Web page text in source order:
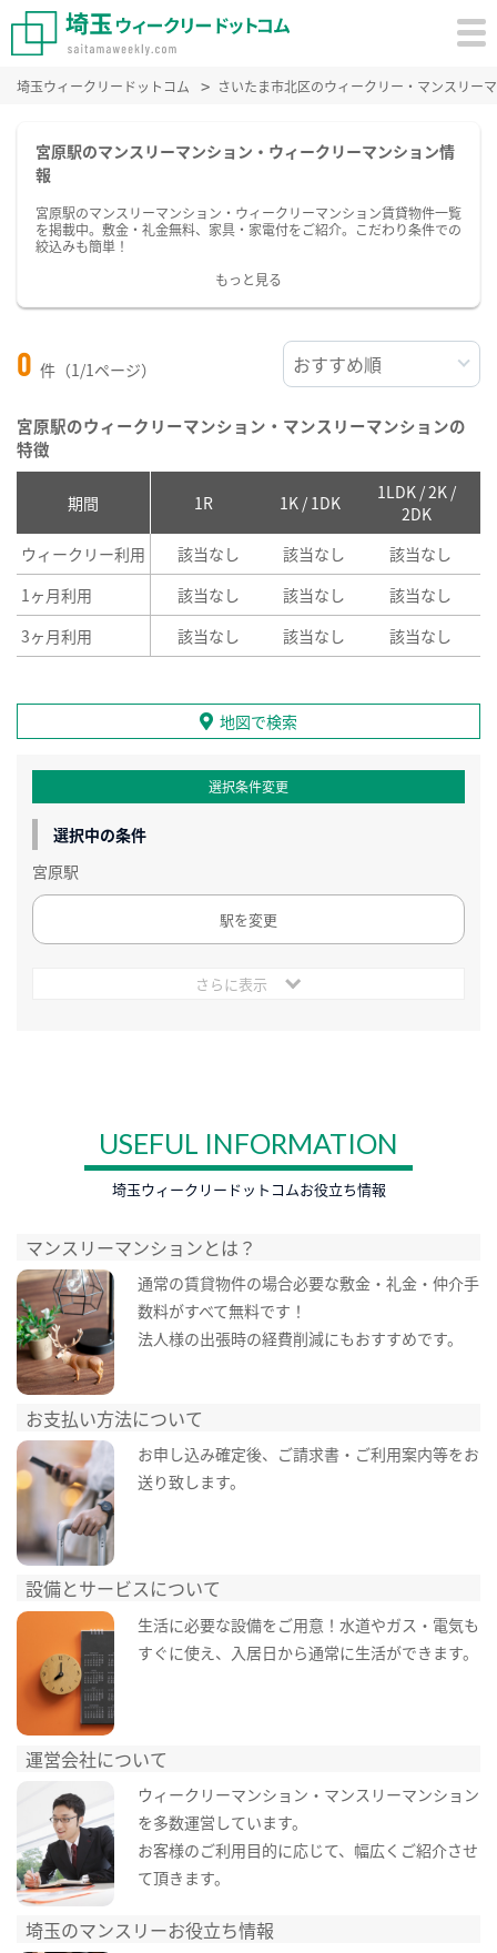
埼玉ウィークリードットコム さいたま市北区のウィークリー・マンスリー
宮原駅のマンスリーマンション・ウィークリーマンション情
報
宮原駅のマンスリーマンション・ウィークリーマンション賃貸物件一覧
を掲載中。敷金・礼金無料、家具・家電付をご紹介。こだわり条件での
絞込みも簡単！
もっと見る
0 件（1/1ページ）
宮原駅のウィークリーマンション・マンスリーマンションの
特徴
期間 1R 1K / 1DK
1LDK / 2K /
2DK
ウィークリー利用 該当なし 該当なし 該当なし
1ヶ月利用
該当なし 該当なし 該当なし
3ヶ月利用
該当なし 該当なし 該当なし
地図で検索
選択条件変更
選択中の条件
宮原駅
駅を変更
さらに表示
USEFUL INFORMATION
埼玉ウィークリードットコムお役立ち情報
マンスリーマンションとは？
通常の賃貸物件の場合必要な敷金・礼金・仲介手
数料がすべて無料です！
法人様の出張時の経費削減にもおすすめです。
お支払い方法について
お申し込み確定後、ご請求書・ご利用案内等をお
送り致します。
設備とサービスについて
生活に必要な設備をご用意！水道やガス・電気も
すぐに使え、入居日から通常に生活ができます。
運営会社について
ウィークリーマンション・マンスリーマンション
を多数運営しています。
お客様のご利用目的に応じて、幅広くご紹介させ
て頂きます。
埼玉のマンスリーお役立ち情報